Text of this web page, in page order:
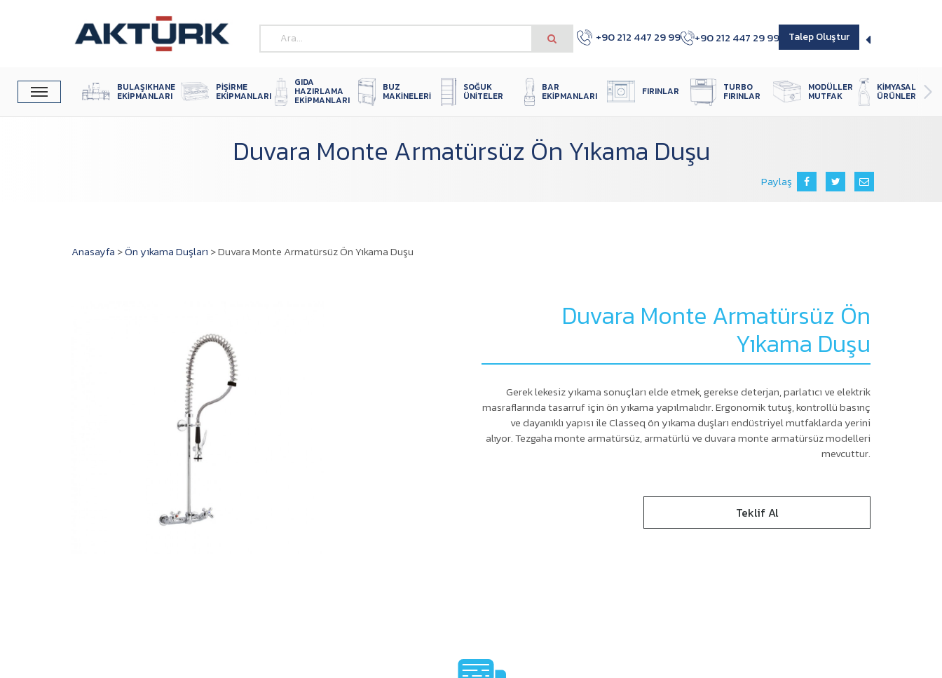
+90 212 447 29 99 +90 212 447 29 99 Talep Oluştur
BULAŞIKHANE
EKIPMANLARI
PIŞIRME
EKIPMANLARI
GIDA
HAZIRLAMA
EKIPMANLARI
BUZ
MAKINELERI
SOĞUK
ÜNITELER
BAR
EKIPMANLARI FIRINLAR TURBO
FIRINLAR
MODÜLLER
MUTFAK
KIMYASAL
ÜRÜNLER
Duvara Monte Armatürsüz Ön Yıkama Duşu
Paylaş
Anasayfa >Ön yıkama Duşları >Duvara Monte Armatürsüz Ön Yıkama Duşu
Duvara Monte Armatürsüz Ön
Yıkama Duşu
Gerek lekesiz yıkama sonuçları elde etmek, gerekse deterjan, parlatıcı ve elektrik
masraflarında tasarruf için ön yıkama yapılmalıdır. Ergonomik tutuş, kontrollü basınç
ve dayanıklı yapısı ile Classeq ön yıkama duşları endüstriyel mutfaklarda yerini
alıyor. Tezgaha monte armatürsüz, armatürlü ve duvara monte armatürsüz modelleri
mevcuttur.
Teklif Al